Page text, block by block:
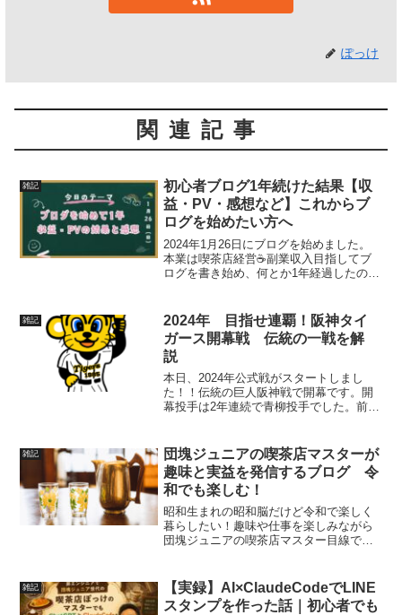
ぽっけ
関連記事
雑記
初心者ブログ1年続けた結果【収
益・PV・感想など】これからブ
ログを始めたい方へ
2024年1月26日にブログを始めました。
本業は喫茶店経営☕副業収入目指してブ
ログを書き始め、何とか1年経過したので
たいな方々に参考になればと思います。
副業としてのブロ...
雑記
2024年 目指せ連覇！阪神タイ
ガース開幕戦 伝統の一戦を解
説
本日、2024年公式戦がスタートしまし
た！！伝統の巨人阪神戦で開幕です。開
幕投手は2年連続で青柳投手でした。前半
タイガース🐯黒星スタートとなりました
(ToT)/~~~と...
雑記
団塊ジュニアの喫茶店マスターが
趣味と実益を発信するブログ 令
和でも楽しむ！
昭和生まれの昭和脳だけど令和で楽しく
暮らしたい！趣味や仕事を楽しみながら
団塊ジュニアの喫茶店マスター目線で今
間に半世紀(ﾟдﾟ)！古い人間ですがおかげ
で今まで色々な経験...
雑記
【実録】AI×ClaudeCodeでLINE
スタンプを作った話｜初心者でも